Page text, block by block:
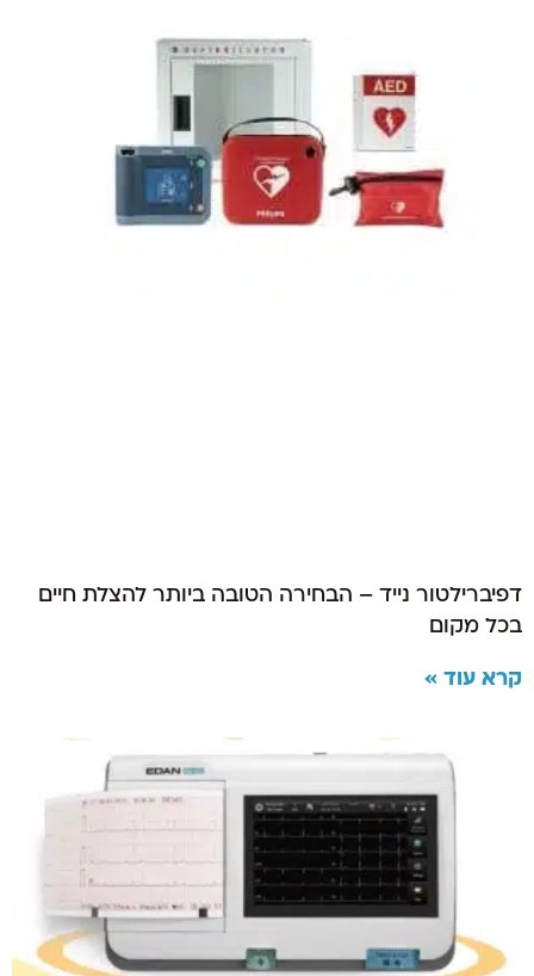
דפיברילטור נייד – הבחירה הטובה ביותר להצלת חיים
בכל מקום
קרא עוד »